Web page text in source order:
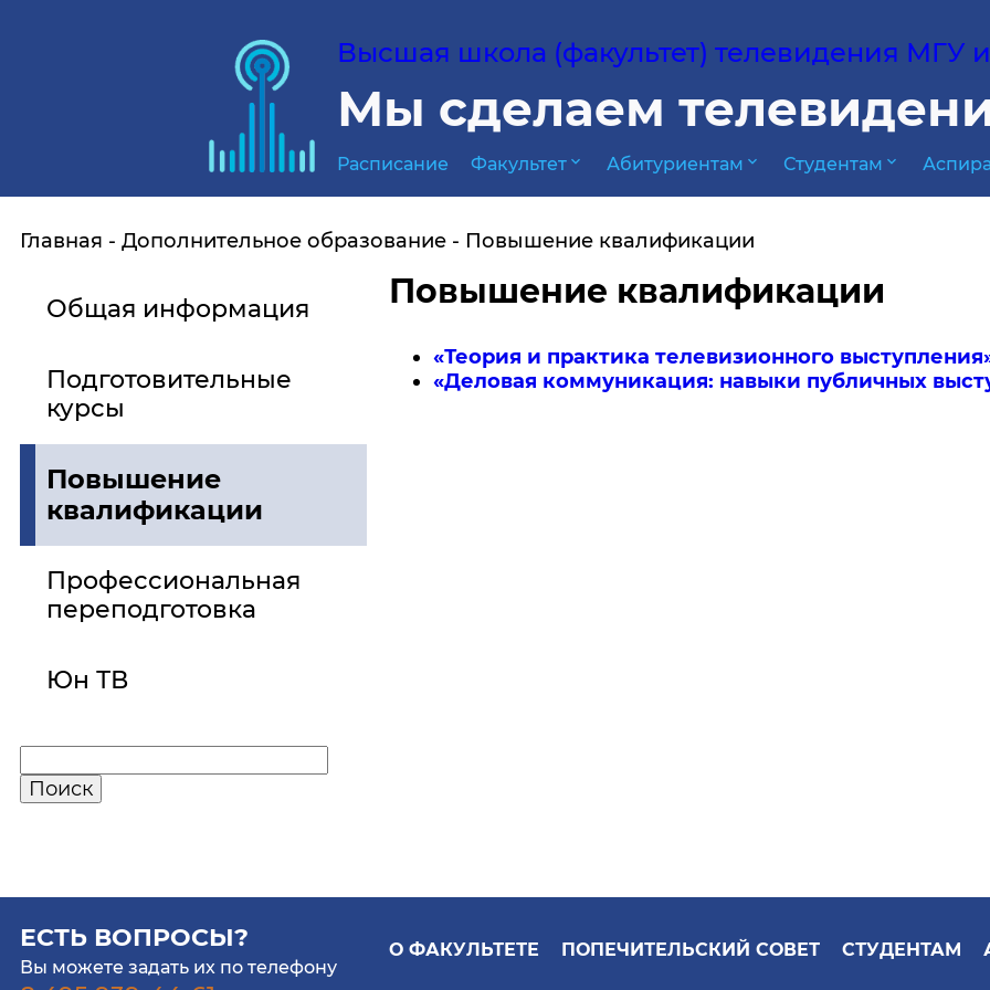
Высшая школа (факультет) телевидения МГУ
Мы сделаем
Расписание Факультет expand_more Абитуриентам expand_more Студентам expand_more
Главная Дополнительное образование Повышение квалификации
Общая информация
Подготовительные
курсы
Повышение
квалификации
Профессиональная
переподготовка
Юн ТВ
Повышение квалификации
«Теория и практика телевизионного
«Деловая коммуникация: навыки публичных
ЕСТЬ ВОПРОСЫ?
Вы можете задать их по телефону
О ФАКУЛЬТЕТЕ ПОПЕЧИТЕЛЬСКИЙ СОВЕТ СТУДЕНТАМ